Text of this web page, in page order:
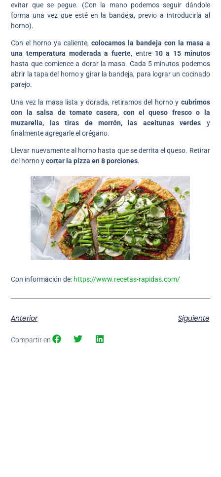
evitar que se pegue. (Con la mano podemos seguir dándole
forma una vez que esté en la bandeja, previo a introducirla al
horno).
Con el horno ya caliente,colocamos la bandeja con la masa a
una temperatura moderada a fuerte, entre 10 a 15 minutos
hasta que comience a dorar la masa. Cada 5 minutos podemos
abrir la tapa del horno y girar la bandeja, para lograr un cocinado
parejo.
Una vez la masa lista y dorada, retiramos del horno y cubrimos
con la salsa de tomate casera, con el queso fresco o la
muzarella, las tiras de morrón, las aceitunas verdes y
finalmente agregarle el orégano.
Llevar nuevamente al horno hasta que se derrita el queso. Retirar
del horno ycortar la pizza en 8 porciones.
Con información de: https://www.recetas-rapidas.com/
Anterior Siguiente
Compartir en